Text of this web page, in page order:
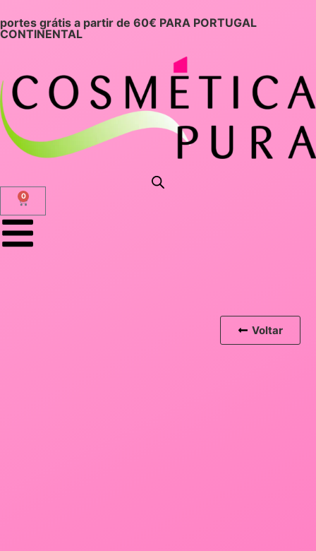
portes grátis a partir de 60€ PARA PORTUGAL
CONTINENTAL
0
Voltar